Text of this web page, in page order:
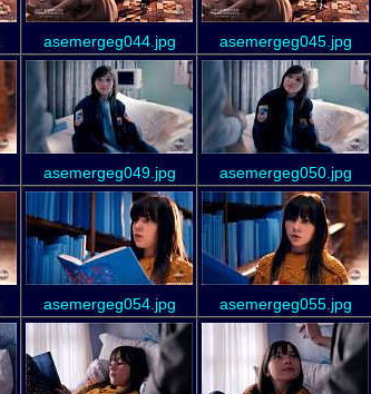
asemergeg044.jpg asemergeg045.jpg
asemergeg049.jpg asemergeg050.jpg
asemergeg054.jpg asemergeg055.jpg